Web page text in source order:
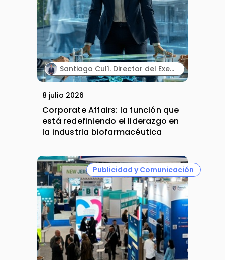
Santiago Culí. Director del Executive Program en Asuntos Públicos y Comunicación en la Industria Farmacéutica de Cesif.
8 julio 2026
Corporate Affairs: la función que
está redefiniendo el liderazgo en
la industria biofarmacéutica
Publicidad y Comunicación